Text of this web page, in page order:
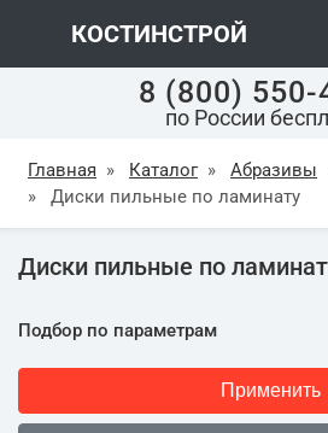
КОСТИНСТРОЙ
8 (800) 550-
по России
Главная » Каталог » Абразивы
»
Диски пильные по ламинату
Диски пильные по
Подбор по параметрам